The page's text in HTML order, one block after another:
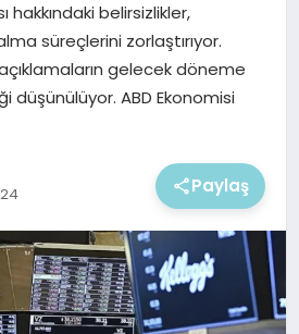
hakkındaki belirsizlikler,
süreçlerini zorlaştırıyor.
gelecek döneme
düşünülüyor. ABD Ekonomisi
Paylaş